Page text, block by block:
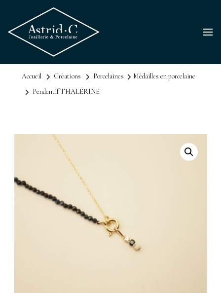
Accueil Créations Porcelaines
Médailles en porcelaine
Pendentif THALÉRINE